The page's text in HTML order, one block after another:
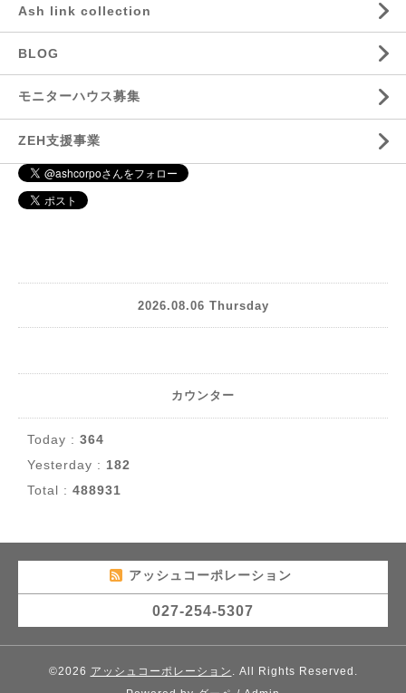
Ash link collection
BLOG
モニターハウス募集
ZEH支援事業
2026.08.06 Thursday
カウンター
Today : 364
Yesterday : 182
Total : 488931
アッシュコーポレーション
027-254-5307
©2026 アッシュコーポレーション . All Rights Reserved.